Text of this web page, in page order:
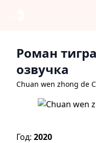
Роман
озвучка
Chuan wen zhong de
Год: 2020